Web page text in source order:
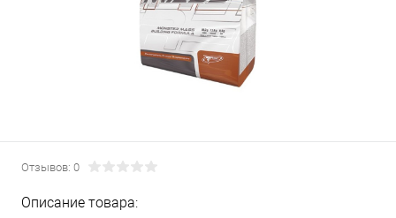
Отзывов: 0
Описание товара: